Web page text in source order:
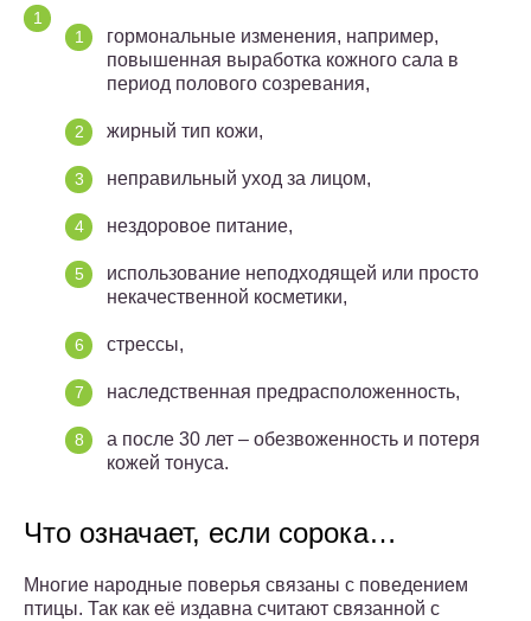
гормональные изменения, например,
повышенная выработка кожного сала в
период полового созревания,
жирный тип кожи,
неправильный уход за лицом,
нездоровое питание,
использование неподходящей или просто
некачественной косметики,
стрессы,
наследственная предрасположенность,
а после 30 лет – обезвоженность и потеря
кожей тонуса.
Что означает, если сорока…
Многие народные поверья связаны с поведением
птицы. Так как её издавна считают связанной с